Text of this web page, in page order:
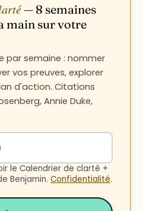
— 8 semaines
main sur votre
par semaine : nommer
vos preuves, explorer
d'action. Citations
Annie Duke,
le Calendrier de clarté +
Benjamin. Confidentialité.